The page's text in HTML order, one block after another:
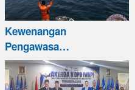
Kewenangan
Pengawasa…